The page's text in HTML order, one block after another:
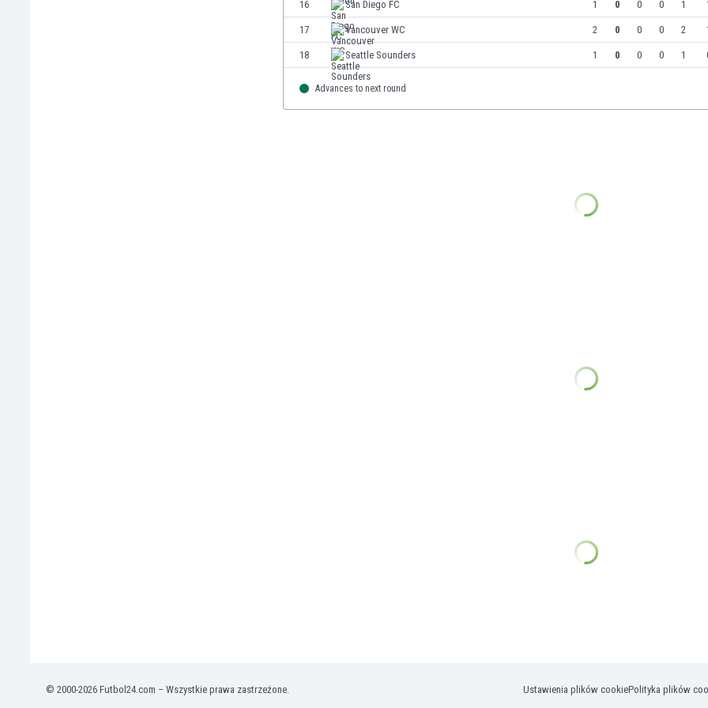
Rumunia
16 San Diego FC 1 0 0 0 1
17 Vancouver WC 2 0 0 0 2
18 Seattle Sounders 1 0 0 0 1
Advances to next round
© 2000-2026 Futbol24.com – Wszystkie prawa zastrzeżone. Ustawienia plików cookiePolityka plików